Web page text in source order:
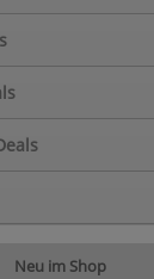
Neu im Shop